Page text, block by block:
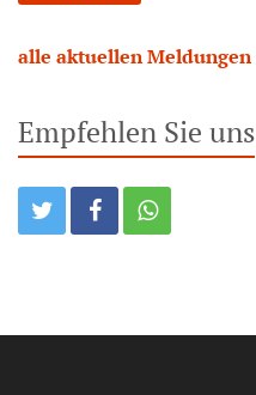
alle aktuellen Meldungen
Empfehlen Sie uns